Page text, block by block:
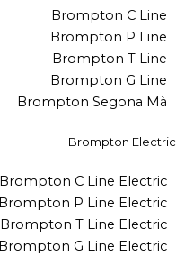
Brompton C Line
Brompton P Line
Brompton T Line
Brompton G Line
Brompton Segona Mà
Brompton Electric
Brompton C Line Electric
Brompton P Line Electric
Brompton T Line Electric
Brompton G Line Electric